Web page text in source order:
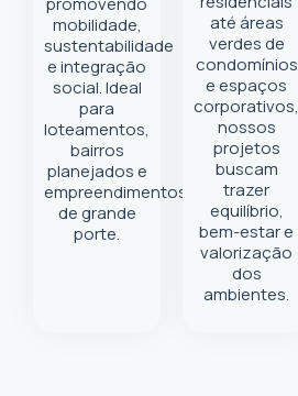
mobilidade,
sustentabilidade
e integração
social. Ideal
para
loteamentos,
bairros
planejados e
empreendimentos
de grande
porte.
até áreas
verdes de
condomínios
e espaços
corporativos,
nossos
projetos
buscam
trazer
equilíbrio,
bem-estar e
valorização
dos
ambientes.